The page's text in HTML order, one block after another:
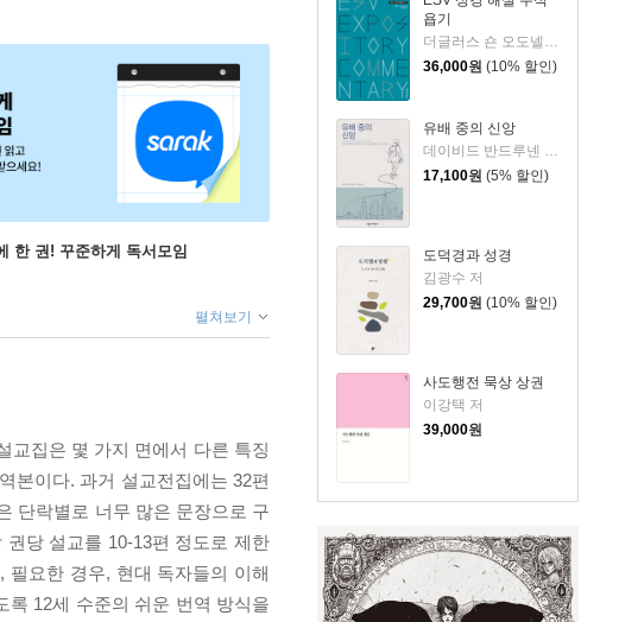
욥기
36,000원 (10% 할인)
유배 중의 신앙
17,100원 (5% 할인)
도덕경과 성경
김광수 저
29,700원 (10% 할인)
사도행전 묵상 상권
이강택 저
39,000원
한 권! 꾸준하게 독서모임
펼쳐보기
교집은 몇 가지 면에서 다른 특징
본이다. 과거 설교전집에는 32편
단락별로 너무 많은 문장으로 구
당 설교를 10-13편 정도로 제한
요한 경우, 현대 독자들의 이해
록 12세 수준의 쉬운 번역 방식을